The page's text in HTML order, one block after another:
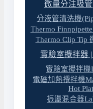
微量分注吸管
分液管清洗機
Thermo
Thermo Clip Tip
實驗室攪拌器
實驗室攪拌機
電磁加熱攪拌機
Hot
振盪混合器
學生實驗室
中學學生
原拓科技提供中
學生，實驗桌的